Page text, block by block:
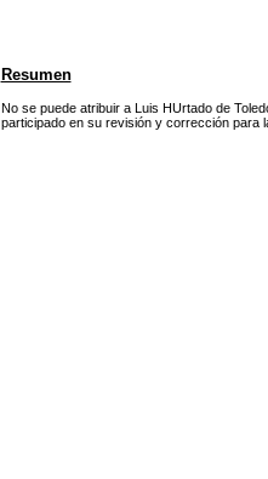
Resumen
No se puede atribuir a Luis HUrtado de
participado en su revisión y corrección para